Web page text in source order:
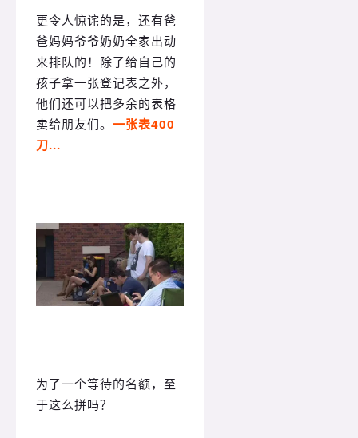
更令人惊诧的是，还有爸
爸妈妈爷爷奶奶全家出动
来排队的！除了给自己的
孩子拿一张登记表之外，
他们还可以把多余的表格
卖给朋友们。 一张表400
刀...
为了一个等待的名额，至
于这么拼吗？